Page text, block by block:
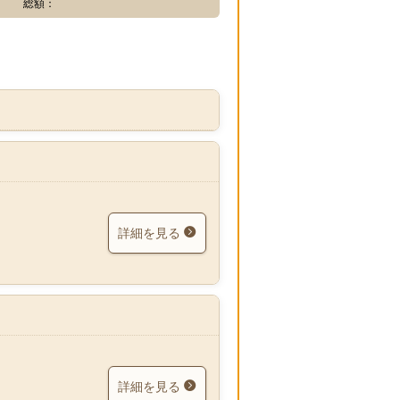
総額：
詳細を見る
詳細を見る